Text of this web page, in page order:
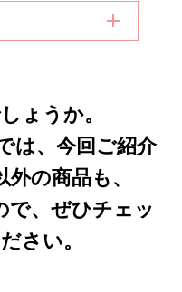
ょうか。
は、今回ご紹介
の商品も、
で、ぜひチェッ
さい。